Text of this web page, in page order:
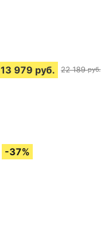
13 979 руб. 22 189 руб.